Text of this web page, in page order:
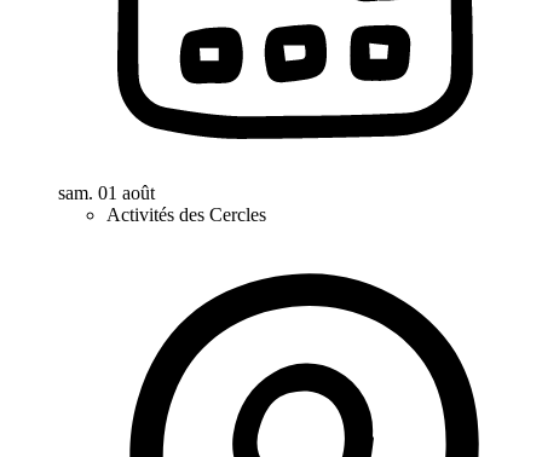
sam. 01 août
Activités des Cercles